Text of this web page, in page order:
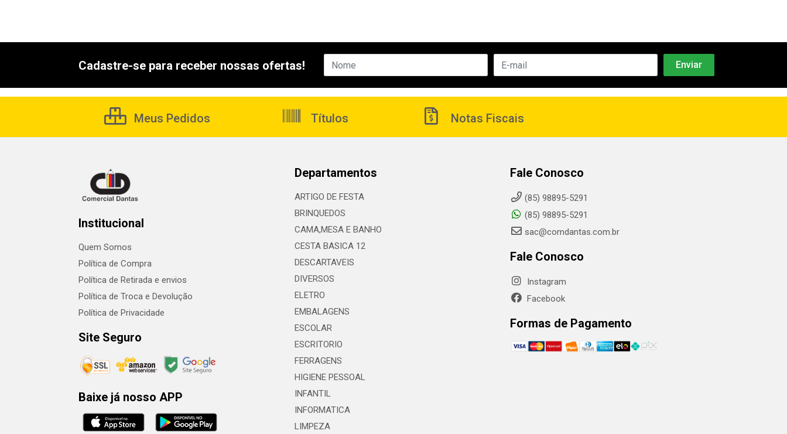
Cadastre-se para receber nossas ofertas!
Meus Pedidos Títulos Notas Fiscais
Institucional
Quem Somos
Política de Compra
Política de Retirada e envios
Política de Troca e Devolução
Política de Privacidade
Site Seguro
Baixe já nosso APP
Departamentos
ARTIGO DE FESTA
BRINQUEDOS
CAMA,MESA E BANHO
CESTA BASICA 12
DESCARTAVEIS
DIVERSOS
ELETRO
EMBALAGENS
ESCOLAR
ESCRITORIO
FERRAGENS
HIGIENE PESSOAL
INFANTIL
INFORMATICA
LIMPEZA
Fale Conosco
(85) 98895-5291
(85) 98895-5291
sac@comdantas.com.br
Fale Conosco
Instagram
Facebook
Formas de Pagamento